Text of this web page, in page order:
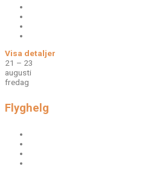
Visa detaljer
21 – 23
augusti
fredag
Flyghelg